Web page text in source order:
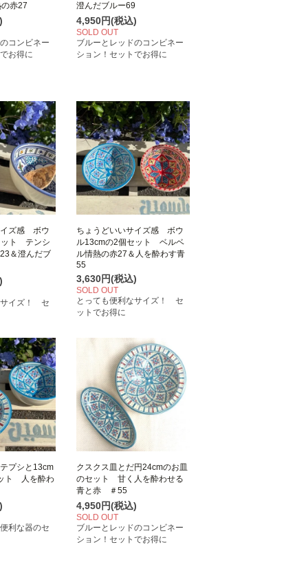
赤27
コンビネー
お得に
澄んだブルー69
4,950円(税込)
SOLD OUT
ブルーとレッドのコンビネー
ション！セットでお得に
イズ感 ボウ
ット テンシ
＆澄んだブ
サイズ！ セ
ちょうどいいサイズ感 ボウ
ル13cmの2個セット ベルベ
ル情熱の赤27＆人を酔わす青
55
3,630円(税込)
SOLD OUT
とっても便利なサイズ！ セ
ットでお得に
プシと13cm
ト 人を酔わ
利な器のセ
クスクス皿とだ円24cmのお皿
のセット 甘く人を酔わせる
青と赤 ＃55
4,950円(税込)
SOLD OUT
ブルーとレッドのコンビネー
ション！セットでお得に